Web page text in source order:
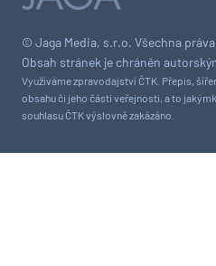
© Jaga Media, s.r.o. Všechna
Obsah stránek je chráněn
Využíváme zpravodajství ČTK. Přepis,
obsahu či jeho části veřejnosti, a to
souhlasu ČTK výslovně zakázáno.